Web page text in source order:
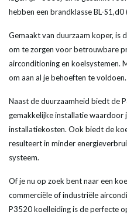
hebben een brandklasse BL-
Gemaakt van duurzaam koper, is
om te zorgen voor betrouwbare
airconditioning en koelsystemen.
om aan al je behoeften te voldoen.
Naast de duurzaamheid biedt de
gemakkelijke installatie
installatiekosten. Ook biedt de
resulteert in minder
systeem.
Of je nu op zoek bent naar een
commerciële of industriële
P3520 koelleiding is de perfecte